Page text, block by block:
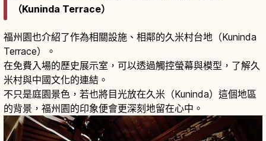
（Kuninda Terrace）
福州園也介紹了作為相關設施、相鄰的久米村台地（Kuninda
Terrace）。
在免費入場的歷史展示室，可以透過觸控螢幕與模型，了解久
米村與中國文化的連結。
不只是庭園景色，若也將目光放在久米（Kuninda）這個地區
的背景，福州園的印象便會更深刻地留在心中。